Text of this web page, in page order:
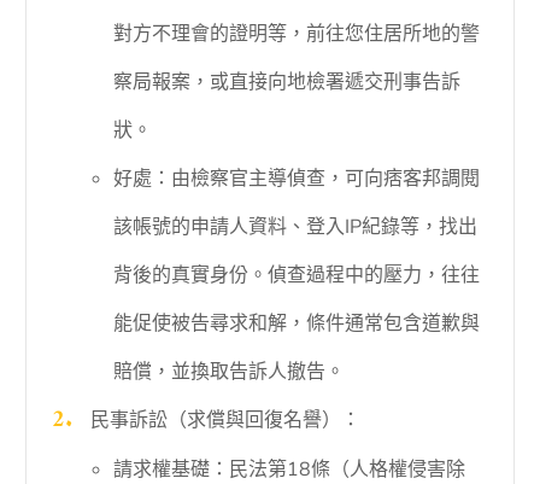
對方不理會的證明等，前往您住居所地的警
察局報案，或直接向地檢署遞交刑事告訴
狀。
好處：由檢察官主導偵查，可向痞客邦調閱
該帳號的申請人資料、登入IP紀錄等，找出
背後的真實身份。偵查過程中的壓力，往往
能促使被告尋求和解，條件通常包含道歉與
賠償，並換取告訴人撤告。
民事訴訟（求償與回復名譽）：
請求權基礎：民法第18條（人格權侵害除